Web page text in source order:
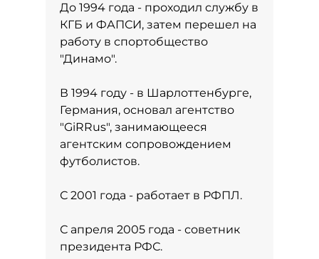
До 1994 года - проходил службу в
КГБ и ФАПСИ, затем перешел на
работу в спортобщество
"Динамо".
В 1994 году - в Шарлоттенбурге,
Германия, основал агентство
"GiRRus", занимающееся
агентским сопровождением
футболистов.
С 2001 года - работает в РФПЛ.
С апреля 2005 года - советник
президента РФС.